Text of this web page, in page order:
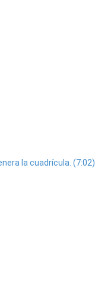
la cuadrícula. (7:02)